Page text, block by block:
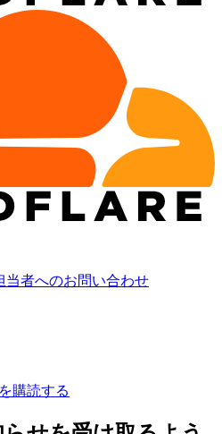
当者へのお問い合わせ
購読する